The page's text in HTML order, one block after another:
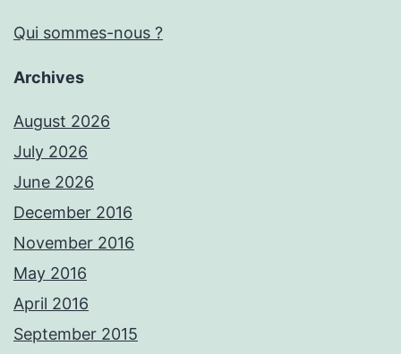
Qui sommes-nous ?
Archives
August 2026
July 2026
June 2026
December 2016
November 2016
May 2016
April 2016
September 2015